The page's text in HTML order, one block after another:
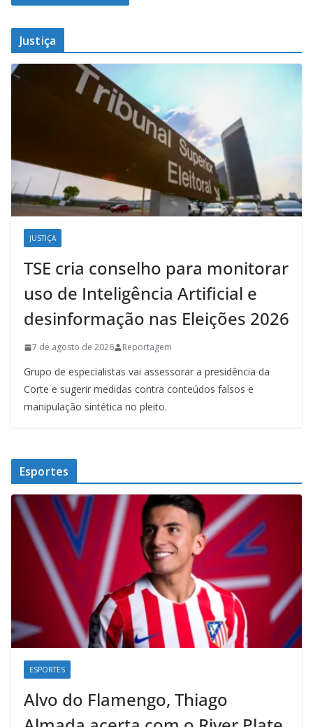
Justiça
JUSTIÇA
TSE cria conselho para monitorar
uso de Inteligência Artificial e
desinformação nas Eleições 2026
7 de agosto de 2026 Reportagem
Grupo de especialistas vai assessorar a presidência da
Corte e sugerir medidas contra conteúdos falsos e
manipulação sintética no pleito.
Esportes
ESPORTES
Alvo do Flamengo, Thiago